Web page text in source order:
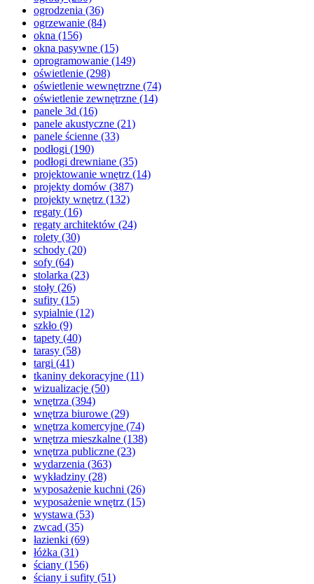
ogrodzenia (36)
ogrzewanie (84)
okna (156)
okna pasywne (15)
oprogramowanie (149)
oświetlenie (298)
oświetlenie wewnętrzne (74)
oświetlenie zewnętrzne (14)
panele 3d (16)
panele akustyczne (21)
panele ścienne (33)
podłogi (190)
podłogi drewniane (35)
projektowanie wnętrz (14)
projekty domów (387)
projekty wnętrz (132)
regaty (16)
regaty architektów (24)
rolety (30)
schody (20)
sofy (64)
stolarka (23)
stoły (26)
sufity (15)
sypialnie (12)
szkło (9)
tapety (40)
tarasy (58)
targi (41)
tkaniny dekoracyjne (11)
wizualizacje (50)
wnętrza (394)
wnętrza biurowe (29)
wnętrza komercyjne (74)
wnętrza mieszkalne (138)
wnętrza publiczne (23)
wydarzenia (363)
wykładziny (28)
wyposażenie kuchni (26)
wyposażenie wnętrz (15)
wystawa (53)
zwcad (35)
łazienki (69)
łóżka (31)
ściany (156)
ściany i sufity (51)